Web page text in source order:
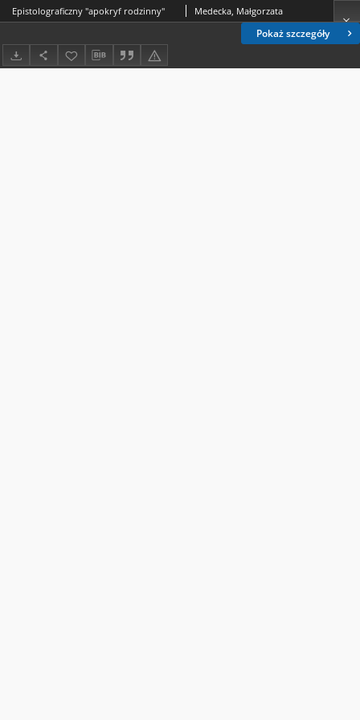
Pokaż szczegóły
Epistolograficzny "apokryf rodzinny" Medecka, Małgorzata